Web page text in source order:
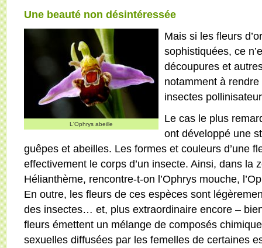
Une beauté non désintéressée
L'Ophrys abeille
Mais si les fleurs
sophistiquées, ce
découpures et
notamment à
insectes
Le cas le plus
ont développé une
guêpes et abeilles. Les formes et couleurs d’une
effectivement le corps d’un insecte. Ainsi, dans la
Hélianthème, rencontre-t-on l’Ophrys mouche,
En outre, les fleurs de ces espèces sont
des insectes… et, plus extraordinaire encore –
fleurs émettent un mélange de composés
sexuelles diffusées par les femelles de certaines